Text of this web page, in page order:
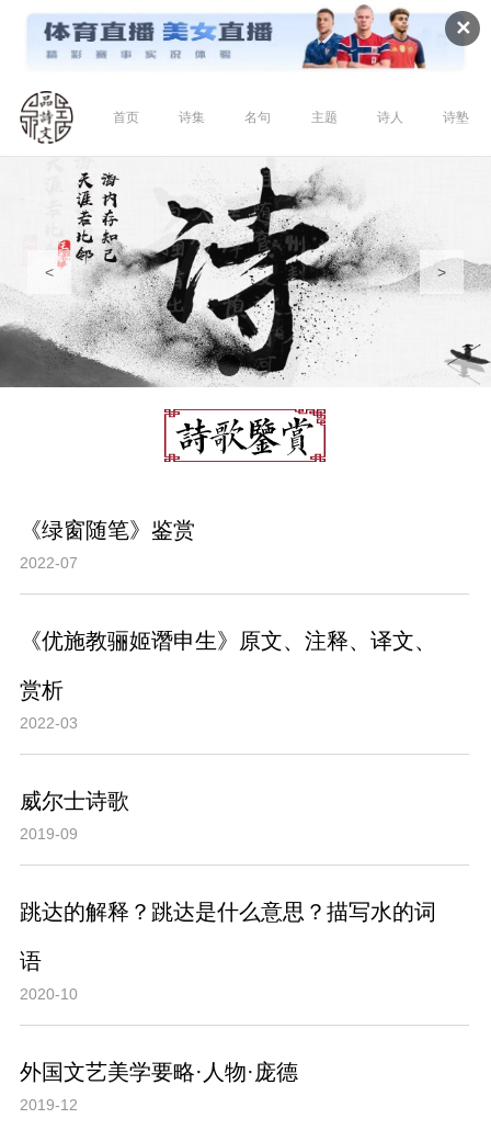
✕
首页 诗集 名句 主题 诗人 诗塾
< >
《绿窗随笔》鉴赏
2022-07
《优施教骊姬谮申生》原文、注释、译文、
赏析
2022-03
威尔士诗歌
2019-09
跳达的解释？跳达是什么意思？描写水的词
语
2020-10
外国文艺美学要略·人物·庞德
2019-12